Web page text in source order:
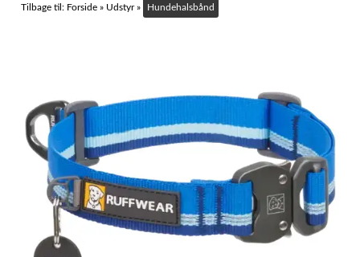
Tilbage til: Forside » Udstyr» Hundehalsbånd